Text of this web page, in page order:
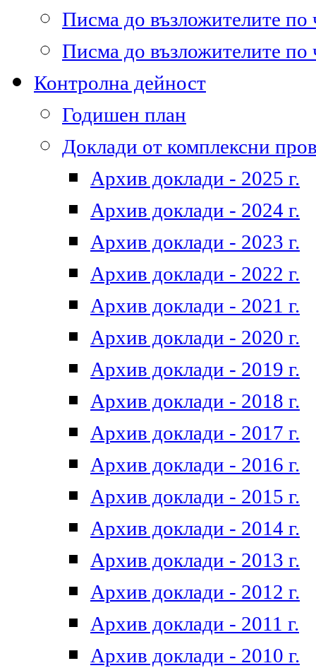
Писма до възложителите по
Писма до възложителите по
Контролна дейност
Годишен план
Доклади от комплексни
Архив доклади - 2025 г.
Архив доклади - 2024 г.
Архив доклади - 2023 г.
Архив доклади - 2022 г.
Архив доклади - 2021 г.
Архив доклади - 2020 г.
Архив доклади - 2019 г.
Архив доклади - 2018 г.
Архив доклади - 2017 г.
Архив доклади - 2016 г.
Архив доклади - 2015 г.
Архив доклади - 2014 г.
Архив доклади - 2013 г.
Архив доклади - 2012 г.
Архив доклади - 2011 г.
Архив доклади - 2010 г.